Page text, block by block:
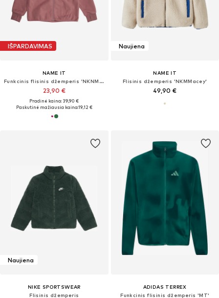
IŠPARDAVIMAS
NAME IT
Funkcinis flisinis džemperis 'NKNMove03'
23,90 €
Pradinė kaina: 39,90 €
Paskutinė mažiausia kaina:19,12 €
Naujiena
NAME IT
Flisinis džemperis 'NKMMacey'
49,90 €
Naujiena
NIKE SPORTSWEAR
Flisinis džemperis
ADIDAS TERREX
Funkcinis flisinis džemperis 'MT'